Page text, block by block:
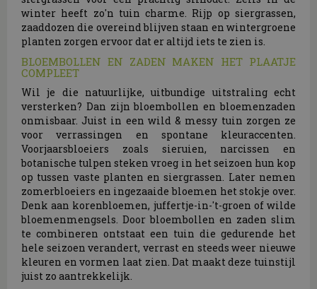
winter heeft zo'n tuin charme. Rijp op siergrassen,
zaaddozen die overeind blijven staan en wintergroene
planten zorgen ervoor dat er altijd iets te zien is.
BLOEMBOLLEN EN ZADEN MAKEN HET PLAATJE
COMPLEET
Wil je die natuurlijke, uitbundige uitstraling echt
versterken? Dan zijn bloembollen en bloemenzaden
onmisbaar. Juist in een wild & messy tuin zorgen ze
voor verrassingen en spontane kleuraccenten.
Voorjaarsbloeiers zoals sieruien, narcissen en
botanische tulpen steken vroeg in het seizoen hun kop
op tussen vaste planten en siergrassen. Later nemen
zomerbloeiers en ingezaaide bloemen het stokje over.
Denk aan korenbloemen, juffertje-in-'t-groen of wilde
bloemenmengsels. Door bloembollen en zaden slim
te combineren ontstaat een tuin die gedurende het
hele seizoen verandert, verrast en steeds weer nieuwe
kleuren en vormen laat zien. Dat maakt deze tuinstijl
juist zo aantrekkelijk.